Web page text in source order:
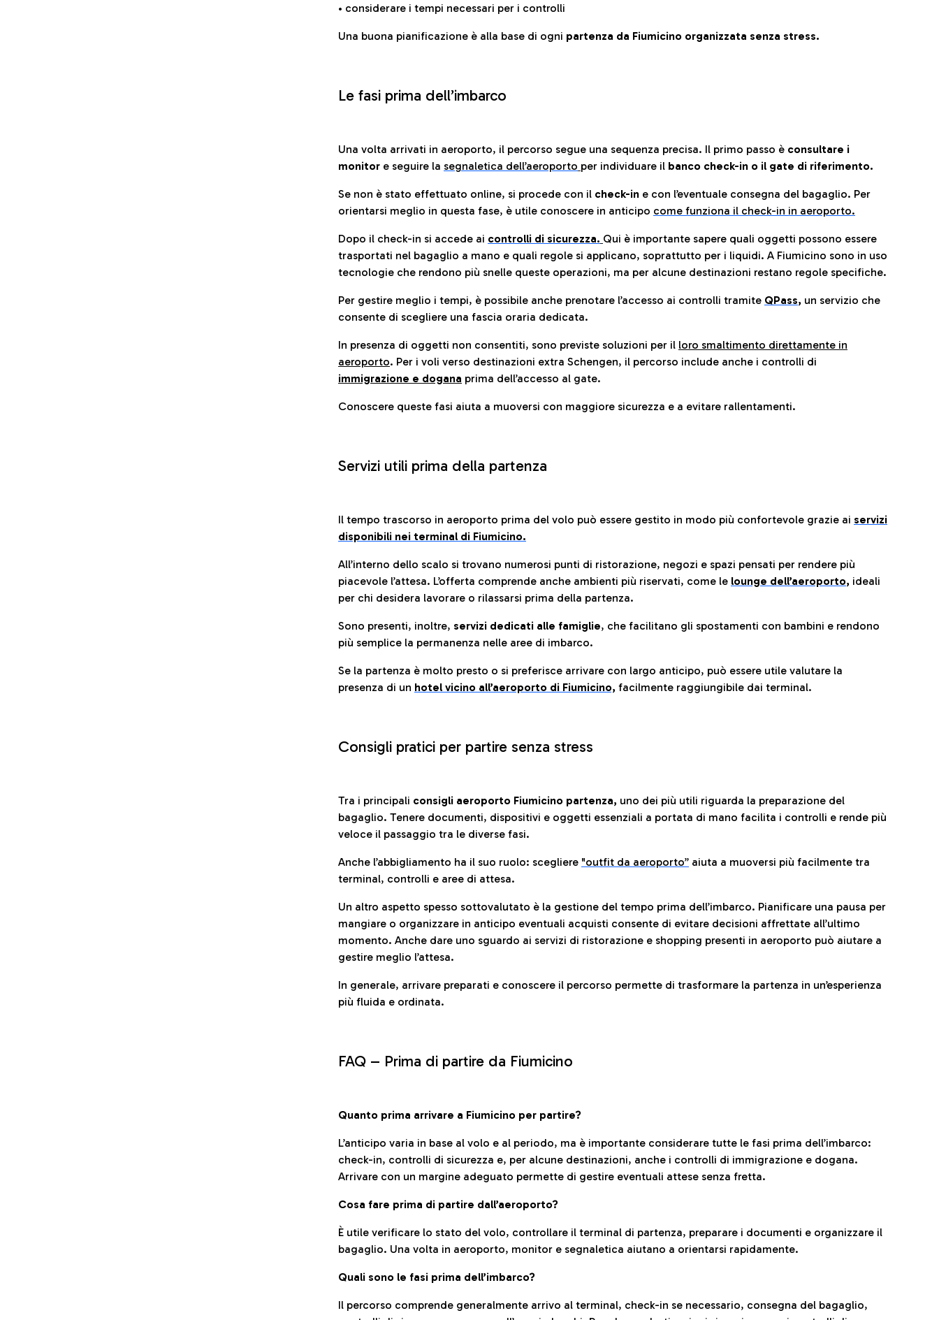
• considerare i tempi necessari per i controlli
Una buona pianificazione è alla base di ogni partenza da Fiumicino organizzata senza stress.
Le fasi prima dell’imbarco
Una volta arrivati in aeroporto, il percorso segue una sequenza precisa. Il primo passo è consultare i
monitor e seguire la segnaletica dell’aeroporto per individuare il banco check-in o il gate di riferimento.
Se non è stato effettuato online, si procede con il check-in e con l’eventuale consegna del bagaglio. Per
orientarsi meglio in questa fase, è utile conoscere in anticipo come funziona il check-in in aeroporto.
Dopo il check-in si accede ai controlli di sicurezza. Qui è importante sapere quali oggetti possono essere
trasportati nel bagaglio a mano e quali regole si applicano, soprattutto per i liquidi. A Fiumicino sono in uso
tecnologie che rendono più snelle queste operazioni, ma per alcune destinazioni restano regole specifiche.
Per gestire meglio i tempi, è possibile anche prenotare l’accesso ai controlli tramite QPass, un servizio che
consente di scegliere una fascia oraria dedicata.
In presenza di oggetti non consentiti, sono previste soluzioni per il loro smaltimento direttamente in
aeroporto. Per i voli verso destinazioni extra Schengen, il percorso include anche i controlli di
immigrazione e dogana prima dell’accesso al gate.
Conoscere queste fasi aiuta a muoversi con maggiore sicurezza e a evitare rallentamenti.
Servizi utili prima della partenza
Il tempo trascorso in aeroporto prima del volo può essere gestito in modo più confortevole grazie ai servizi
disponibili nei terminal di Fiumicino.
All’interno dello scalo si trovano numerosi punti di ristorazione, negozi e spazi pensati per rendere più
piacevole l’attesa. L’offerta comprende anche ambienti più riservati, come le lounge dell’aeroporto, ideali
per chi desidera lavorare o rilassarsi prima della partenza.
Sono presenti, inoltre, servizi dedicati alle famiglie, che facilitano gli spostamenti con bambini e rendono
più semplice la permanenza nelle aree di imbarco.
Se la partenza è molto presto o si preferisce arrivare con largo anticipo, può essere utile valutare la
presenza di un hotel vicino all’aeroporto di Fiumicino, facilmente raggiungibile dai terminal.
Consigli pratici per partire senza stress
Tra i principali consigli aeroporto Fiumicino partenza, uno dei più utili riguarda la preparazione del
bagaglio. Tenere documenti, dispositivi e oggetti essenziali a portata di mano facilita i controlli e rende più
veloce il passaggio tra le diverse fasi.
Anche l’abbigliamento ha il suo ruolo: scegliere "outfit da aeroporto” aiuta a muoversi più facilmente tra
terminal, controlli e aree di attesa.
Un altro aspetto spesso sottovalutato è la gestione del tempo prima dell’imbarco. Pianificare una pausa per
mangiare o organizzare in anticipo eventuali acquisti consente di evitare decisioni affrettate all’ultimo
momento. Anche dare uno sguardo ai servizi di ristorazione e shopping presenti in aeroporto può aiutare a
gestire meglio l’attesa.
In generale, arrivare preparati e conoscere il percorso permette di trasformare la partenza in un’esperienza
più fluida e ordinata.
FAQ – Prima di partire da Fiumicino
Quanto prima arrivare a Fiumicino per partire?
L’anticipo varia in base al volo e al periodo, ma è importante considerare tutte le fasi prima dell’imbarco:
check-in, controlli di sicurezza e, per alcune destinazioni, anche i controlli di immigrazione e dogana.
Arrivare con un margine adeguato permette di gestire eventuali attese senza fretta.
Cosa fare prima di partire dall’aeroporto?
È utile verificare lo stato del volo, controllare il terminal di partenza, preparare i documenti e organizzare il
bagaglio. Una volta in aeroporto, monitor e segnaletica aiutano a orientarsi rapidamente.
Quali sono le fasi prima dell’imbarco?
Il percorso comprende generalmente arrivo al terminal, check-in se necessario, consegna del bagaglio,